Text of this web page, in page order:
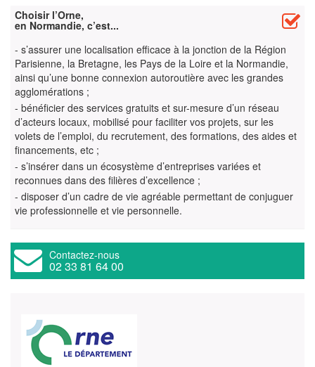
Choisir l’Orne,
en Normandie, c’est...
- s’assurer une localisation efficace à la jonction de la Région
Parisienne, la Bretagne, les Pays de la Loire et la Normandie,
ainsi qu’une bonne connexion autoroutière avec les grandes
agglomérations ;
- bénéficier des services gratuits et sur-mesure d’un réseau
d’acteurs locaux, mobilisé pour faciliter vos projets, sur les
volets de l’emploi, du recrutement, des formations, des aides et
financements, etc ;
- s’insérer dans un écosystème d’entreprises variées et
reconnues dans des filières d’excellence ;
- disposer d’un cadre de vie agréable permettant de conjuguer
vie professionnelle et vie personnelle.
Contactez-nous
02 33 81 64 00